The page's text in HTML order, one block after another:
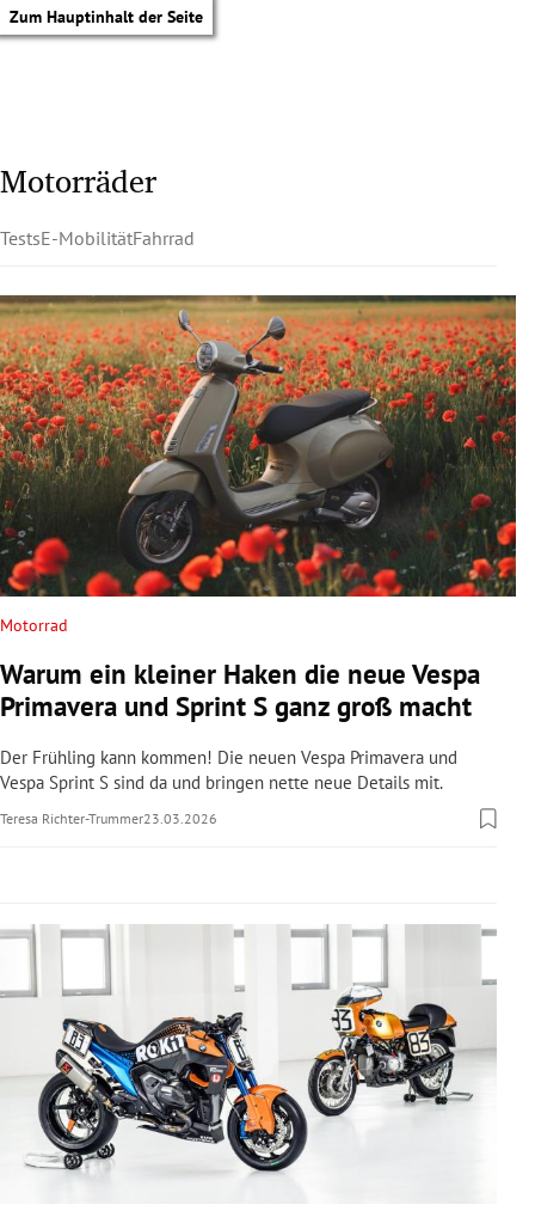
Zum Hauptinhalt der Seite
Untermenü
Untermenü
Untermenü
Untermenü
Untermenü
Untermenü
Untermenü
Motorräder
TestsE-MobilitätFahrrad
Motorrad
Warum ein kleiner Haken die neue Vespa
Primavera und Sprint S ganz groß macht
Der Frühling kann kommen! Die neuen Vespa Primavera und
Vespa Sprint S sind da und bringen nette neue Details mit.
Teresa Richter-Trummer23.03.2026